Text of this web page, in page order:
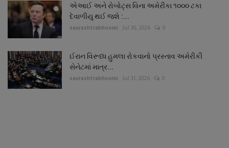
એઆઈ અને રોબોટ્સ વિના અમેરીકા ૧૦૦૦ ટકા
દેવાળીયુ થઈ જશે :...
saurashtrabhoomi Jul 30, 2026 0
ઈરાન વિરૂધ્ધ હુમલા રોકવાનો પ્રસ્તાવ અમેરીકી
સેનેટમાં માત્ર...
saurashtrabhoomi Jul 31, 2026 0